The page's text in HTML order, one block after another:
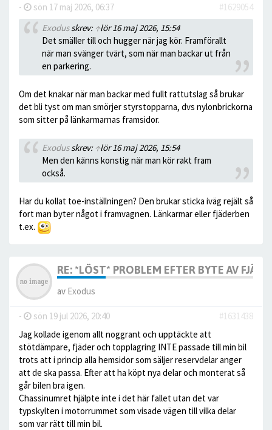
- sön 17 maj 2026, 06:37
#1629054
Exodusskrev: ↑lör 16 maj 2026, 15:54
Det smäller till och hugger när jag kör. Framförallt
när man svänger tvärt, som när man backar ut från
en parkering.
Om det knakar när man backar med fullt rattutslag så brukar
det bli tyst om man smörjer styrstopparna, dvs nylonbrickorna
som sitter på länkarmarnas framsidor.
Exodusskrev: ↑lör 16 maj 2026, 15:54
Men den känns konstig när man kör rakt fram
också.
Har du kollat toe-inställningen? Den brukar sticka iväg rejält så
fort man byter något i framvagnen. Länkarmar eller fjäderben
t.ex.
RE: *LÖST* PROBLEM EFTER BYTE AV
av Exodus
- sön 19 jul 2026, 20:40
#1631438
Jag kollade igenom allt noggrant och upptäckte att
stötdämpare, fjäder och topplagring INTE passade till min bil
trots att i princip alla hemsidor som säljer reservdelar anger
att de ska passa. Efter att ha köpt nya delar och monterat så
går bilen bra igen.
Chassinumret hjälpte inte i det här fallet utan det var
typskylten i motorrummet som visade vägen till vilka delar
som var rätt till min bil.